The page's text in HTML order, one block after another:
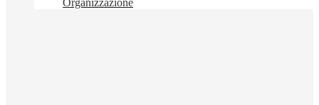
Organizzazione